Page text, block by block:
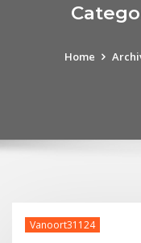
Home
Vanoort31124